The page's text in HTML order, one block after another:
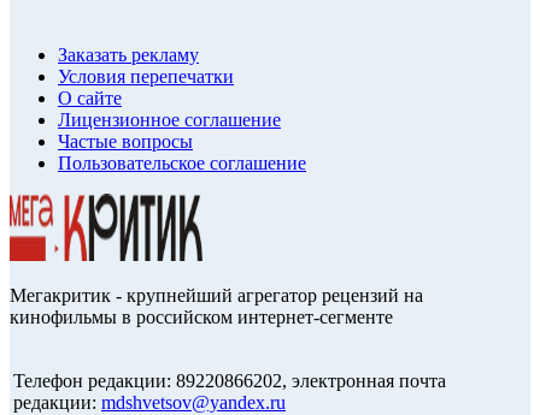
Заказать рекламу
Условия перепечатки
О сайте
Лицензионное соглашение
Частые вопросы
Пользовательское соглашение
Мегакритик - крупнейший агрегатор рецензий на
кинофильмы в российском интернет-сегменте
Телефон редакции: 89220866202, электронная почта
редакции: mdshvetsov@yandex.ru